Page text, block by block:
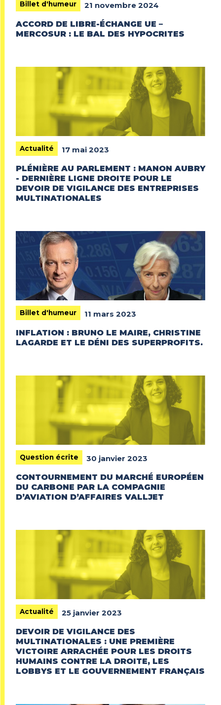
Billet d'humeur
21 novembre 2024
ACCORD DE LIBRE-ÉCHANGE UE –
MERCOSUR : LE BAL DES HYPOCRITES
Actualité
17 mai 2023
PLÉNIÈRE AU PARLEMENT : MANON AUBRY
- DERNIÈRE LIGNE DROITE POUR LE
DEVOIR DE VIGILANCE DES ENTREPRISES
MULTINATIONALES
Billet d'humeur
11 mars 2023
INFLATION : BRUNO LE MAIRE, CHRISTINE
LAGARDE ET LE DÉNI DES SUPERPROFITS.
Question écrite
30 janvier 2023
CONTOURNEMENT DU MARCHÉ EUROPÉEN
DU CARBONE PAR LA COMPAGNIE
D’AVIATION D’AFFAIRES VALLJET
Actualité
25 janvier 2023
DEVOIR DE VIGILANCE DES
MULTINATIONALES : UNE PREMIÈRE
VICTOIRE ARRACHÉE POUR LES DROITS
HUMAINS CONTRE LA DROITE, LES
LOBBYS ET LE GOUVERNEMENT FRANÇAIS